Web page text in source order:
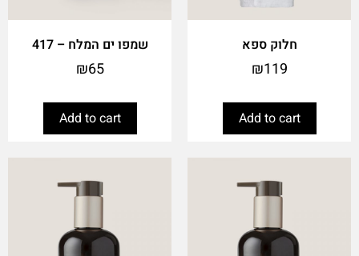
חלוק ספא
₪119
Add to cart
שמפו ים המלח – 417
₪65
Add to cart